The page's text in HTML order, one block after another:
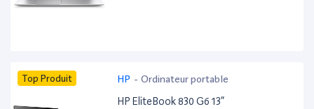
Top Produit HP - Ordinateur portable
HP EliteBook 830 G6 13”